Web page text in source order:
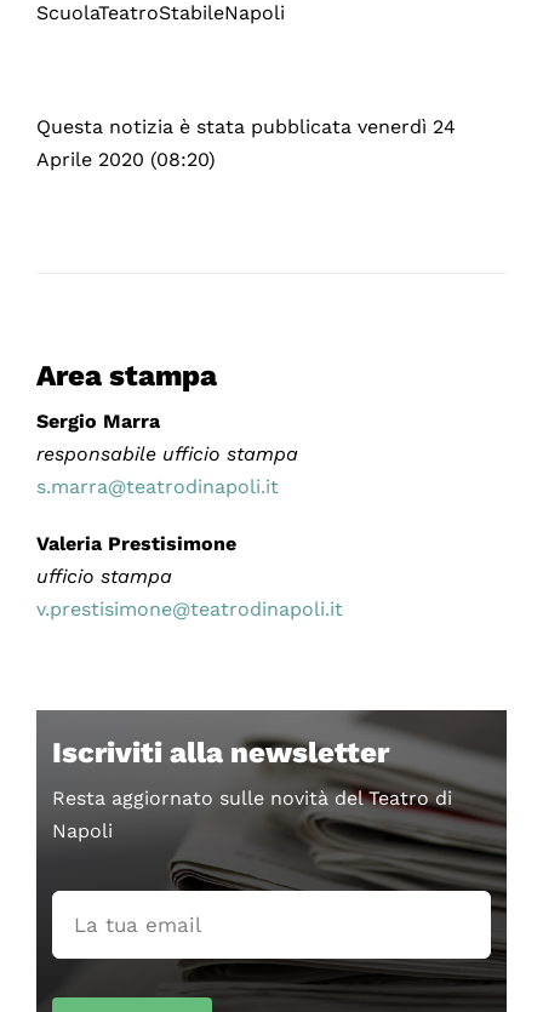
ScuolaTeatroStabileNapoli
Questa notizia è stata pubblicata venerdì 24
Aprile 2020 (08:20)
Area stampa
Sergio Marra
responsabile ufficio stampa
s.marra@teatrodinapoli.it
Valeria Prestisimone
ufficio stampa
v.prestisimone@teatrodinapoli.it
Iscriviti alla newsletter
Resta aggiornato sulle novità del Teatro di
Napoli